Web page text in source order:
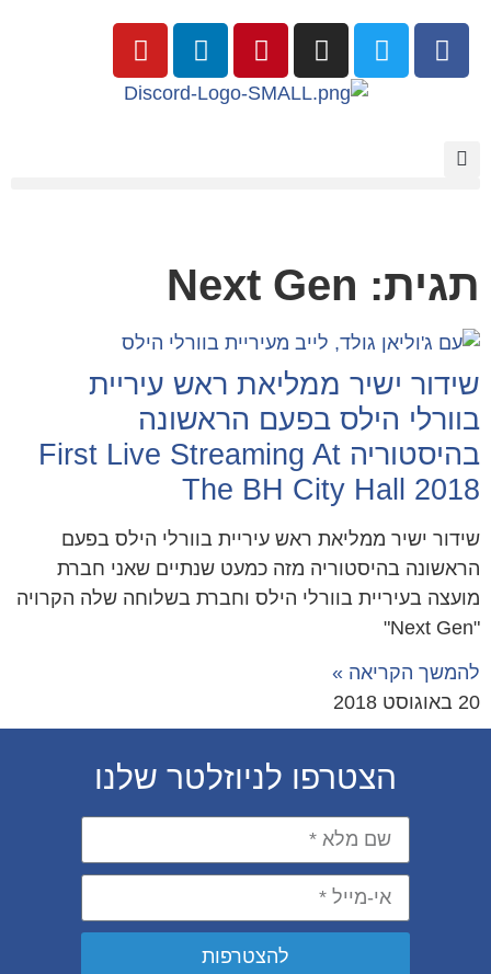
תגית: Next Gen
שידור ישיר ממליאת ראש עיריית
בוורלי הילס בפעם הראשונה
בהיסטוריה First Live Streaming At
The BH City Hall 2018
שידור ישיר ממליאת ראש עיריית בוורלי הילס בפעם
הראשונה בהיסטוריה מזה כמעט שנתיים שאני חברת
מועצה בעיריית בוורלי הילס וחברת בשלוחה שלה הקרויה
"Next Gen"
להמשך הקריאה »
20 באוגוסט 2018
הצטרפו לניוזלטר שלנו
להצטרפות